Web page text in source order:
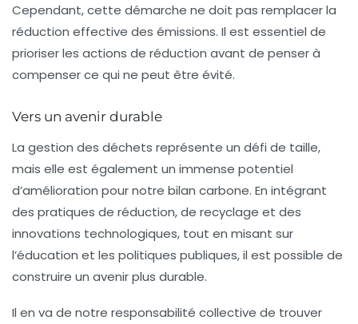
Cependant, cette démarche ne doit pas remplacer la
réduction effective des émissions. Il est essentiel de
prioriser les actions de réduction avant de penser à
compenser ce qui ne peut être évité.
Vers un avenir durable
La gestion des déchets représente un défi de taille,
mais elle est également un immense potentiel
d’amélioration pour notre bilan carbone. En intégrant
des pratiques de réduction, de recyclage et des
innovations technologiques, tout en misant sur
l’éducation et les politiques publiques, il est possible de
construire un avenir plus durable.
Il en va de notre responsabilité collective de trouver